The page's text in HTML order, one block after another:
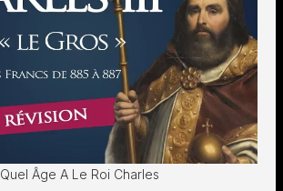
Quel Âge A Le Roi Charles